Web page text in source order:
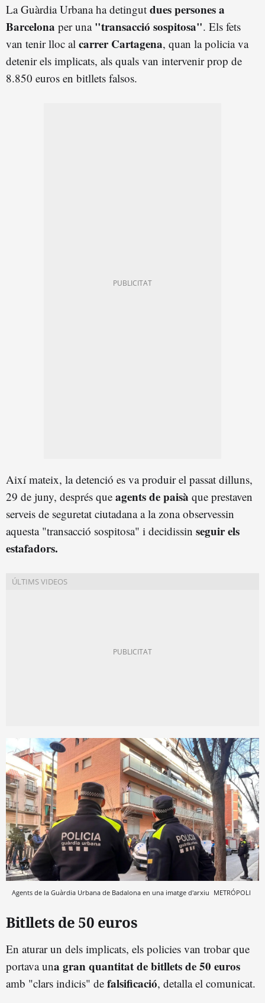
La Guàrdia Urbana ha detingut dues persones a
Barcelona per una"transacció sospitosa". Els fets
van tenir lloc al carrer Cartagena, quan la policia va
detenir els implicats, als quals van intervenir prop de
8.850 euros en bitllets falsos.
Així mateix, la detenció es va produir el passat dilluns,
29 de juny, després que agents de paisà que prestaven
serveis de seguretat ciutadana a la zona observessin
aquesta "transacció sospitosa" i decidissin seguir els
estafadors.
Agents de la Guàrdia Urbana de Badalona en una imatge d'arxiu METRÓPOLI
Bitllets de 50 euros
En aturar un dels implicats, els policies van trobar que
portava una gran quantitat de bitllets de 50 euros
amb "clars indicis" de falsificació, detalla el comunicat.